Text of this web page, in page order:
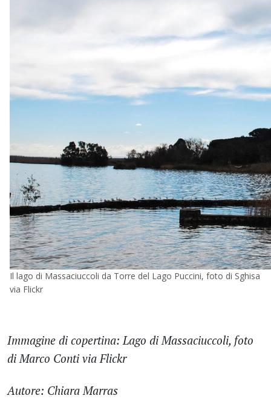
Il lago di Massaciuccoli da Torre del Lago Puccini, foto di Sghisa
via Flickr
Immagine di copertina: Lago di Massaciuccoli, foto
di Marco Conti via Flickr
Autore: Chiara Marras